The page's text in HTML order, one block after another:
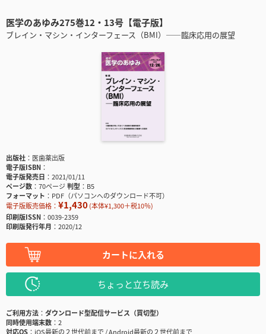
医学のあゆみ275巻12・13号【電子版】
ブレイン・マシン・インターフェース（BMI）――臨床応用の展望
出版社
医歯薬出版
電子版ISBN
電子版発売日
2021/01/11
ページ数
70ページ判型
B5
フォーマット
PDF（パソコンへのダウンロード不可）
電子版販売価格： ¥1,430(本体¥1,300＋税10％)
印刷版ISSN
0039-2359
印刷版発行年月
2020/12
カートに入れる
ちょっと立ち読み
ご利用方法
ダウンロード型配信サービス（買切型）
同時使用端末数
2
対応OS
iOS最新の２世代前まで / Android最新の２世代前まで